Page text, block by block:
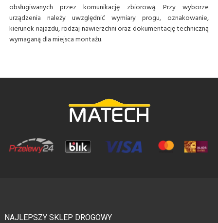
obsługiwanych przez komunikację zbiorową. Przy wyborze
urządzenia należy uwzględnić wymiary progu, oznakowanie,
kierunek najazdu, rodzaj nawierzchni oraz dokumentację techniczną
wymaganą dla miejsca montażu.
NAJLEPSZY SKLEP DROGOWY